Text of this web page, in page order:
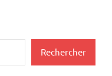
Rechercher